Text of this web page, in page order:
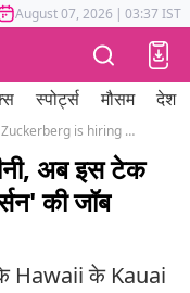
Mumbai Tak Astrotak
August 07, 2026 | 03:37 IST
स्पोर्ट्स मौसम देश
Meta Layoffs Mark Zuckerberg is hiring a 'beach water person' for his Hawaii ranch
अब इस टेक
की जॉब
Hawaii के Kauai